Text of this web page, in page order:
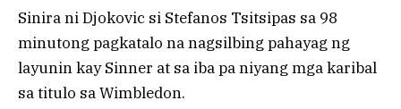
Sinira ni Djokovic si Stefanos Tsitsipas sa 98
minutong pagkatalo na nagsilbing pahayag ng
layunin kay Sinner at sa iba pa niyang mga karibal
sa titulo sa Wimbledon.